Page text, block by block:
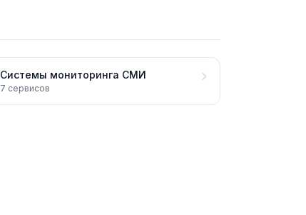
Системы мониторинга СМИ
7 сервисов